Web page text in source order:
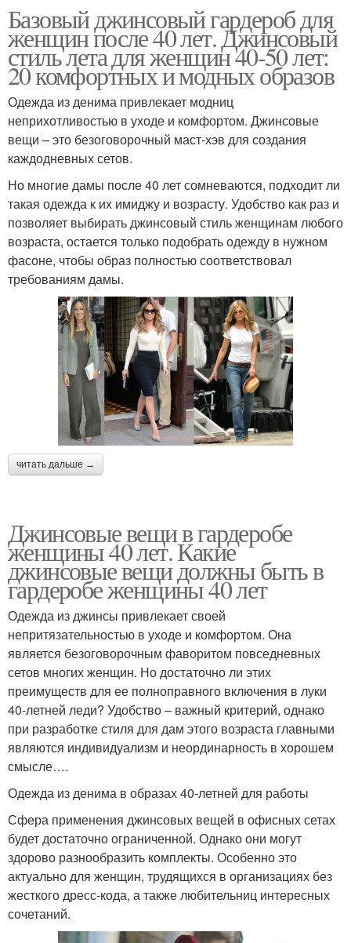
Базовый джинсовый гардероб для
женщин после 40 лет. Джинсовый
стиль лета для женщин 40-50 лет:
20 комфортных и модных образов
Одежда из денима привлекает модниц
неприхотливостью в уходе и комфортом. Джинсовые
вещи – это безоговорочный маст-хэв для создания
каждодневных сетов.
Но многие дамы после 40 лет сомневаются, подходит ли
такая одежда к их имиджу и возрасту. Удобство как раз и
позволяет выбирать джинсовый стиль женщинам любого
возраста, остается только подобрать одежду в нужном
фасоне, чтобы образ полностью соответствовал
требованиям дамы.
читать дальше →
Джинсовые вещи в гардеробе
женщины 40 лет. Какие
джинсовые вещи должны быть в
гардеробе женщины 40 лет
Одежда из джинсы привлекает своей
непритязательностью в уходе и комфортом. Она
является безоговорочным фаворитом повседневных
сетов многих женщин. Но достаточно ли этих
преимуществ для ее полноправного включения в луки
40-летней леди? Удобство – важный критерий, однако
при разработке стиля для дам этого возраста главными
являются индивидуализм и неординарность в хорошем
смысле….
Одежда из денима в образах 40-летней для работы
Сфера применения джинсовых вещей в офисных сетах
будет достаточно ограниченной. Однако они могут
здорово разнообразить комплекты. Особенно это
актуально для женщин, трудящихся в организациях без
жесткого дресс-кода, а также любительниц интересных
сочетаний.